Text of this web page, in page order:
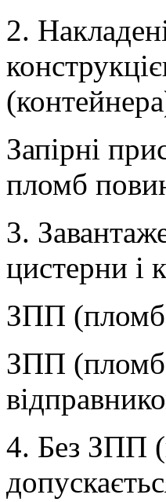
2.
Запірні
пломб
3.
цистерни і
ЗПП
ЗПП
4. Без ЗПП